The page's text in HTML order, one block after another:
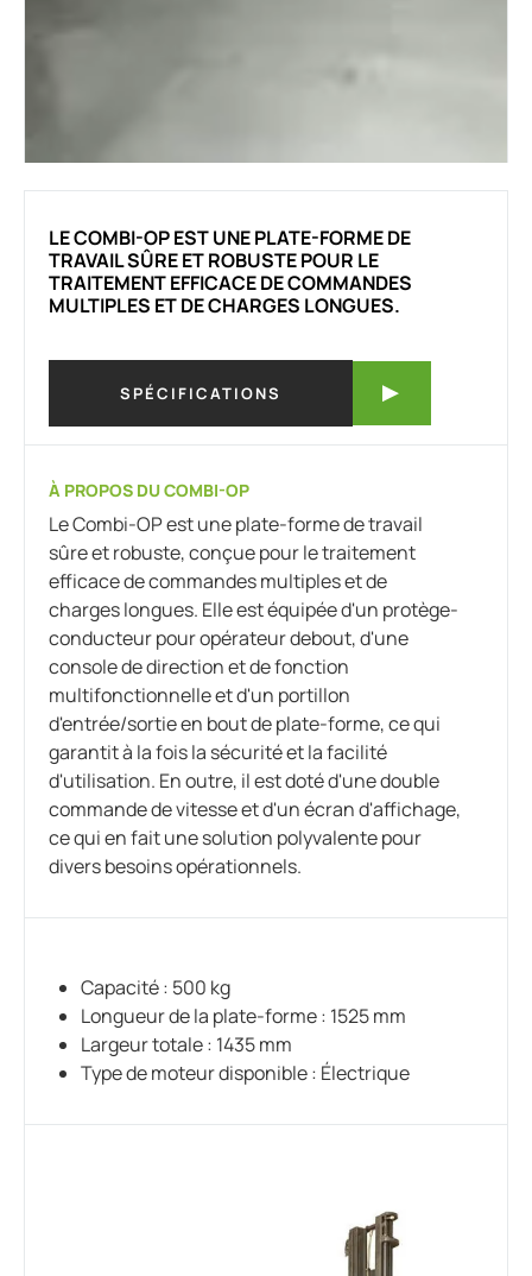
LE COMBI-OP EST UNE PLATE-FORME DE
TRAVAIL SÛRE ET ROBUSTE POUR LE
TRAITEMENT EFFICACE DE COMMANDES
MULTIPLES ET DE CHARGES LONGUES.
SPÉCIFICATIONS
À PROPOS DU COMBI-OP
Le Combi-OP est une plate-forme de travail
sûre et robuste, conçue pour le traitement
efficace de commandes multiples et de
charges longues. Elle est équipée d'un protège-
conducteur pour opérateur debout, d'une
console de direction et de fonction
multifonctionnelle et d'un portillon
d'entrée/sortie en bout de plate-forme, ce qui
garantit à la fois la sécurité et la facilité
d'utilisation. En outre, il est doté d'une double
commande de vitesse et d'un écran d'affichage,
ce qui en fait une solution polyvalente pour
divers besoins opérationnels.
Capacité : 500 kg
Longueur de la plate-forme : 1525 mm
Largeur totale : 1435 mm
Type de moteur disponible : Électrique